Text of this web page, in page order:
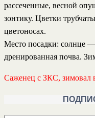
рассеченные, весной
зонтику. Цветки
цветоносах.
Место посадки: солнце
дренированная почва.
Саженец с ЗКС, зимовал